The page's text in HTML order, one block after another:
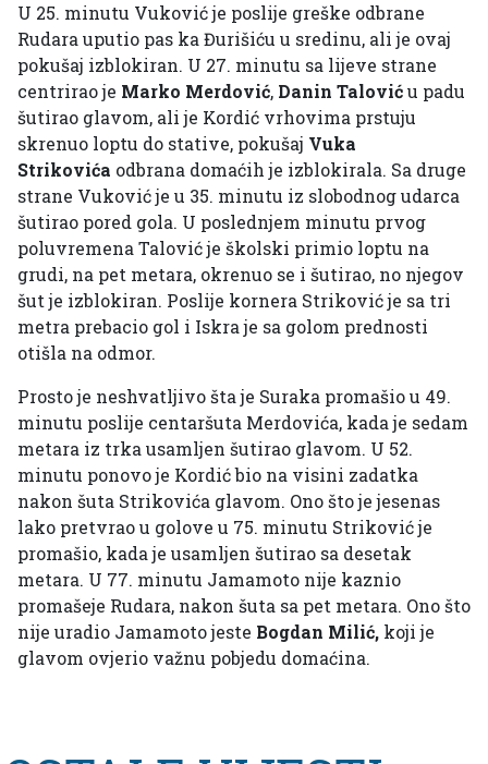
U 25. minutu Vuković je poslije greške odbrane
Rudara uputio pas ka Đurišiću u sredinu, ali je ovaj
pokušaj izblokiran. U 27. minutu sa lijeve strane
centrirao je Marko Merdović, Danin Taloviću padu
šutirao glavom, ali je Kordić vrhovima prstuju
skrenuo loptu do stative, pokušaj Vuka
Strikovića odbrana domaćih je izblokirala. Sa druge
strane Vuković je u 35. minutu iz slobodnog udarca
šutirao pored gola. U poslednjem minutu prvog
poluvremena Talović je školski primio loptu na
grudi, na pet metara, okrenuo se i šutirao, no njegov
šut je izblokiran. Poslije kornera Striković je sa tri
metra prebacio gol i Iskra je sa golom prednosti
otišla na odmor.
Prosto je neshvatljivo šta je Suraka promašio u 49.
minutu poslije centaršuta Merdovića, kada je sedam
metara iz trka usamljen šutirao glavom. U 52.
minutu ponovo je Kordić bio na visini zadatka
nakon šuta Strikovića glavom. Ono što je jesenas
lako pretvrao u golove u 75. minutu Striković je
promašio, kada je usamljen šutirao sa desetak
metara. U 77. minutu Jamamoto nije kaznio
promašeje Rudara, nakon šuta sa pet metara. Ono što
nije uradio Jamamoto jeste Bogdan Milić, koji je
glavom ovjerio važnu pobjedu domaćina.